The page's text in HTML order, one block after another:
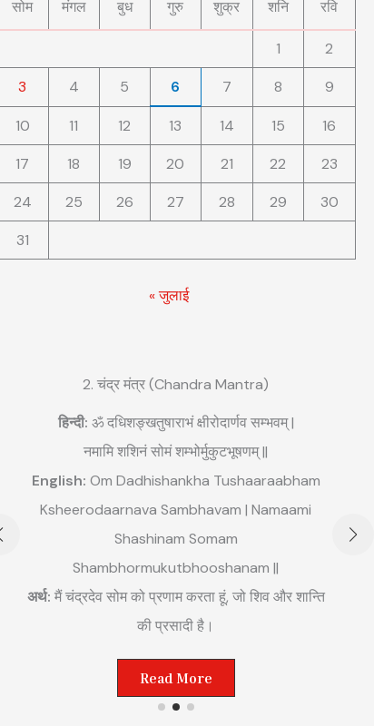
सोम मंगल बुध गुरु शुक्र शनि रवि
1
2
3
4 5 6 7 8 9
10 11 12 13 14 15
16
17
18 19 20 21 22
23
24
25 26 27 28 29
30
31
« जुलाई
2. चंद्र मंत्र (Chandra Mantra)
हिन्दी: ॐ दधिशङ्खतुषाराभं क्षीरोदार्णव सम्भवम् |
नमामि शशिनं सोमं शम्भोर्मुकुटभूषणम् ||
English: Om Dadhishankha Tushaaraabham
Ksheerodaarnava Sambhavam | Namaami
Shashinam Somam
Shambhormukutbhooshanam ||
अर्थ: मैं चंद्रदेव सोम को प्रणाम करता हूं, जो शिव और शान्ति
की प्रसादी है।
Read More